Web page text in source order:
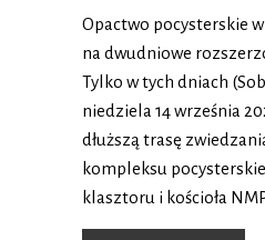
Opactwo pocysterskie
na dwudniowe
Tylko w tych dniach
niedziela 14 września
dłuższą trasę
kompleksu
klasztoru i kościoła